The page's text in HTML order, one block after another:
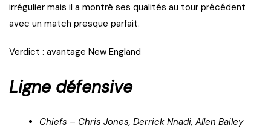
irrégulier mais il a montré ses qualités au tour précédent
avec un match presque parfait.
Verdict : avantage New England
Ligne défensive
Chiefs – Chris Jones, Derrick Nnadi, Allen Bailey